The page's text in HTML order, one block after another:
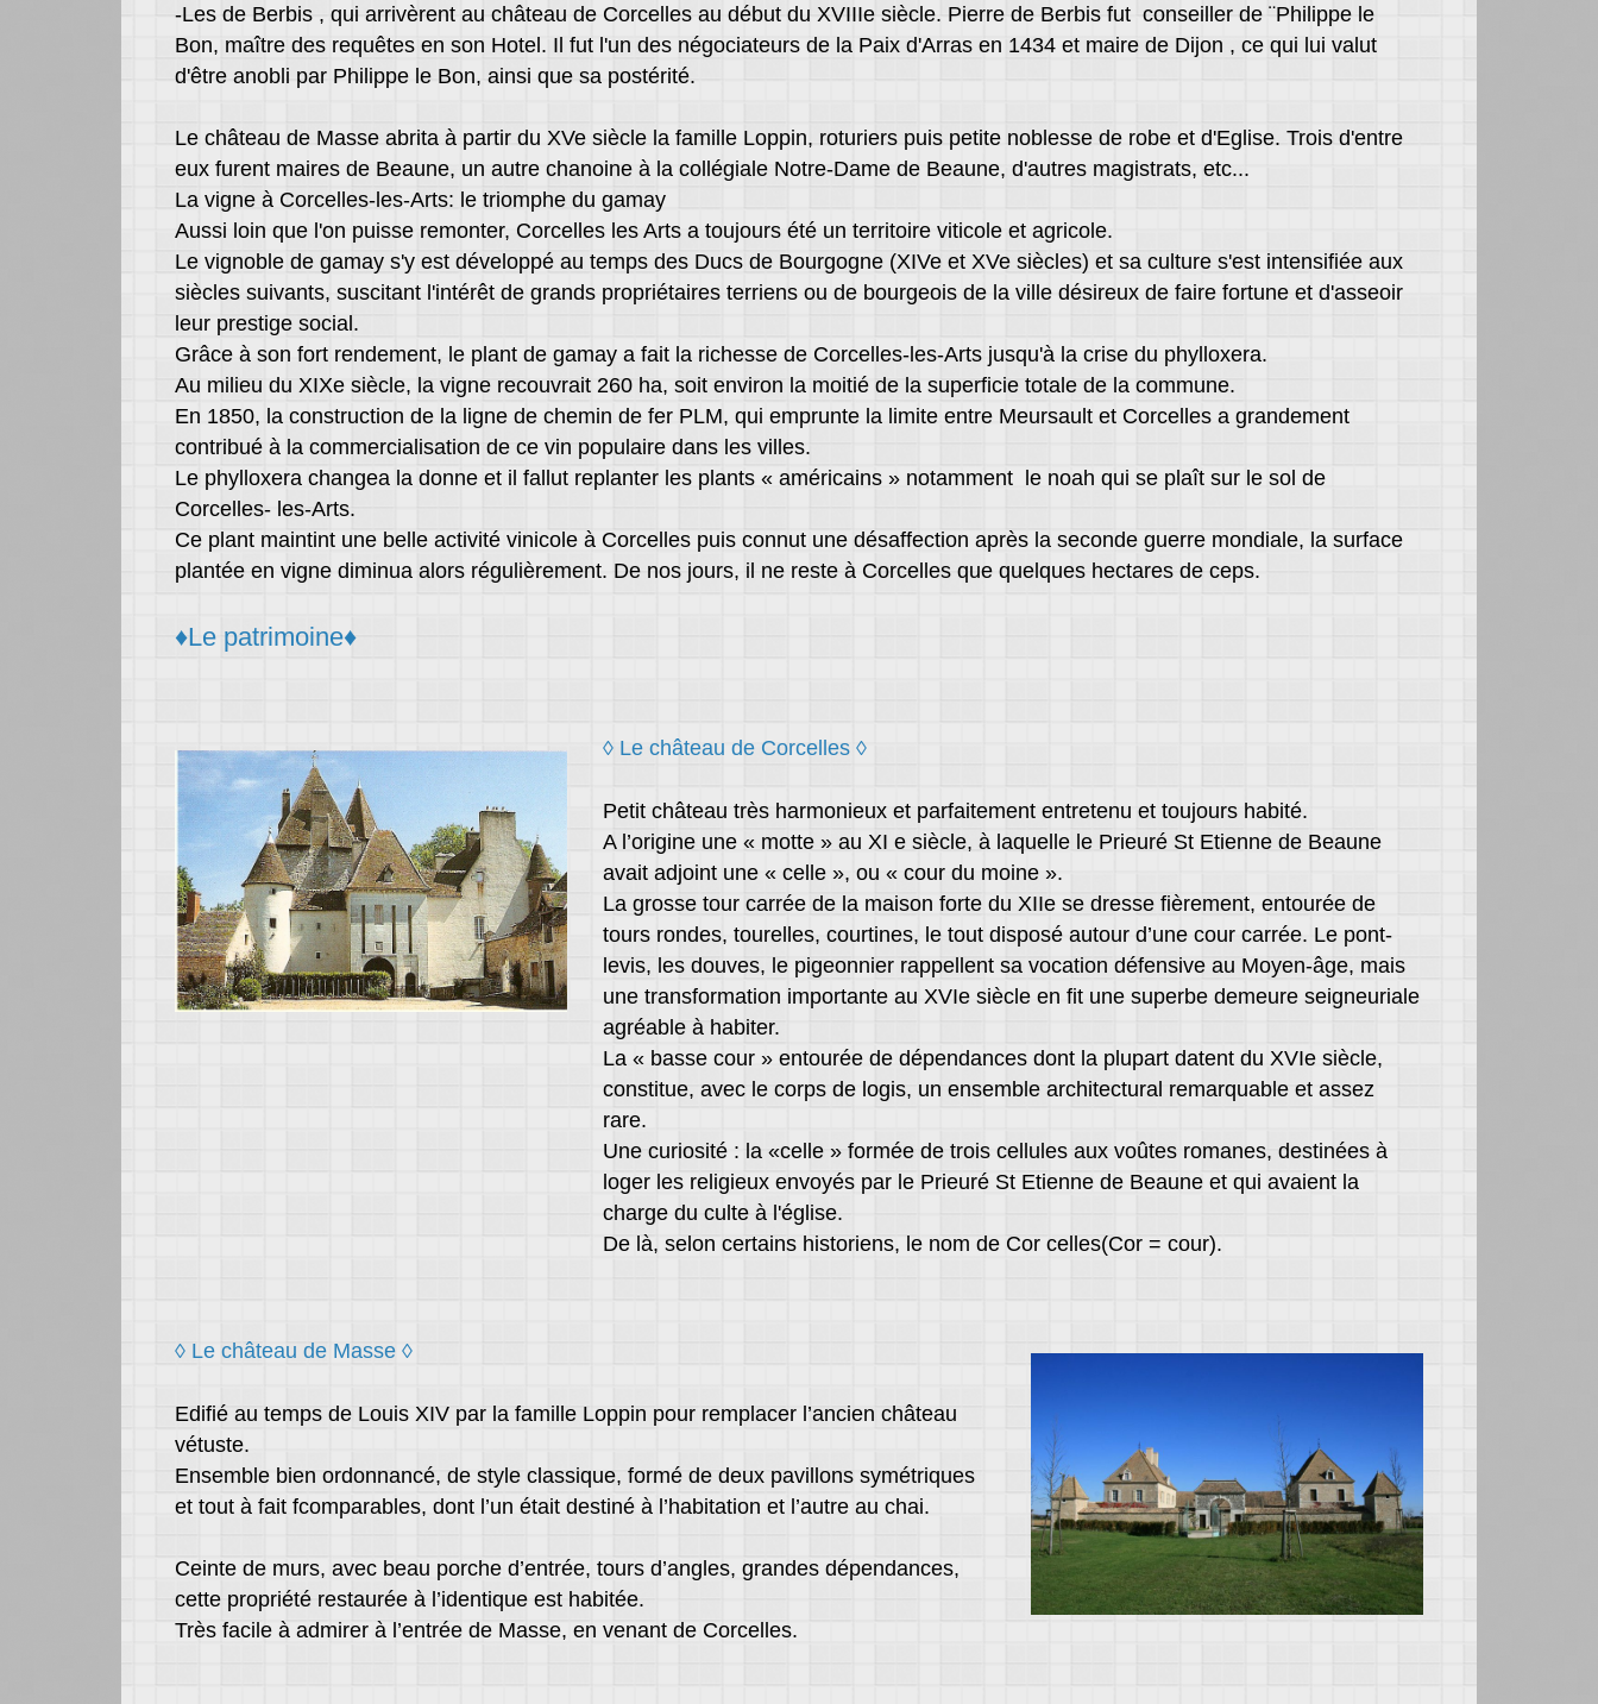
-Les de Berbis , qui arrivèrent au château de Corcelles au début du XVIIIe siècle. Pierre de Berbis fut conseiller de ¨Philippe le
Bon, maître des requêtes en son Hotel. Il fut l'un des négociateurs de la Paix d'Arras en 1434 et maire de Dijon , ce qui lui valut
d'être anobli par Philippe le Bon, ainsi que sa postérité.
Le château de Masse abrita à partir du XVe siècle la famille Loppin, roturiers puis petite noblesse de robe et d'Eglise. Trois d'entre
eux furent maires de Beaune, un autre chanoine à la collégiale Notre-Dame de Beaune, d'autres magistrats, etc...
La vigne à Corcelles-les-Arts: le triomphe du gamay
Aussi loin que l'on puisse remonter, Corcelles les Arts a toujours été un territoire viticole et agricole.
Le vignoble de gamay s'y est développé au temps des Ducs de Bourgogne (XIVe et XVe siècles) et sa culture s'est intensifiée aux
siècles suivants, suscitant l'intérêt de grands propriétaires terriens ou de bourgeois de la ville désireux de faire fortune et d'asseoir
leur prestige social.
Grâce à son fort rendement, le plant de gamay a fait la richesse de Corcelles-les-Arts jusqu'à la crise du phylloxera.
Au milieu du XIXe siècle, la vigne recouvrait 260 ha, soit environ la moitié de la superficie totale de la commune.
En 1850, la construction de la ligne de chemin de fer PLM, qui emprunte la limite entre Meursault et Corcelles a grandement
contribué à la commercialisation de ce vin populaire dans les villes.
Le phylloxera changea la donne et il fallut replanter les plants « américains » notamment le noah qui se plaît sur le sol de
Corcelles- les-Arts.
Ce plant maintint une belle activité vinicole à Corcelles puis connut une désaffection après la seconde guerre mondiale, la surface
plantée en vigne diminua alors régulièrement. De nos jours, il ne reste à Corcelles que quelques hectares de ceps.
♦Le patrimoine♦
◊ Le château de Corcelles ◊
Petit château très harmonieux et parfaitement entretenu et toujours habité.
A l’origine une « motte » au XI e siècle, à laquelle le Prieuré St Etienne de Beaune
avait adjoint une « celle », ou « cour du moine ».
La grosse tour carrée de la maison forte du XIIe se dresse fièrement, entourée de
tours rondes, tourelles, courtines, le tout disposé autour d’une cour carrée. Le pont-
levis, les douves, le pigeonnier rappellent sa vocation défensive au Moyen-âge, mais
une transformation importante au XVIe siècle en fit une superbe demeure seigneuriale
agréable à habiter.
La « basse cour » entourée de dépendances dont la plupart datent du XVIe siècle,
constitue, avec le corps de logis, un ensemble architectural remarquable et assez
rare.
Une curiosité : la «celle » formée de trois cellules aux voûtes romanes, destinées à
loger les religieux envoyés par le Prieuré St Etienne de Beaune et qui avaient la
charge du culte à l'église.
De là, selon certains historiens, le nom de Cor celles(Cor = cour).
◊ Le château de Masse ◊
Edifié au temps de Louis XIV par la famille Loppin pour remplacer l’ancien château
vétuste.
Ensemble bien ordonnancé, de style classique, formé de deux pavillons symétriques
et tout à fait fcomparables, dont l’un était destiné à l’habitation et l’autre au chai.
Ceinte de murs, avec beau porche d’entrée, tours d’angles, grandes dépendances,
cette propriété restaurée à l’identique est habitée.
Très facile à admirer à l’entrée de Masse, en venant de Corcelles.